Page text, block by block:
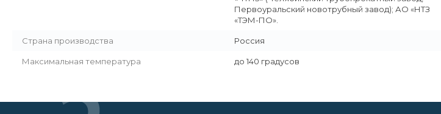
Первоуральский новотрубный завод); АО «НТЗ
«ТЭМ-ПО».
Страна производства Россия
Максимальная температура до 140 градусов